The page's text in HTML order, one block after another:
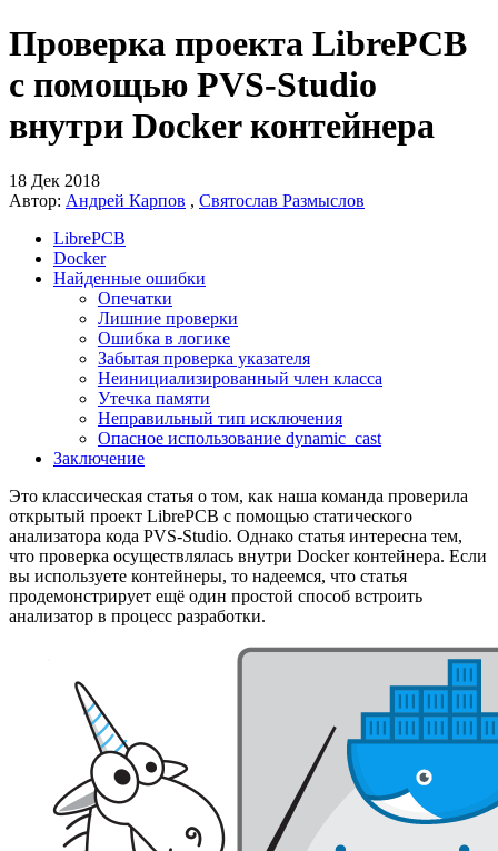
Проверка проекта LibrePCB
с помощью PVS-Studio
внутри Docker контейнера
18 Дек 2018
Автор: Андрей Карпов , Святослав Размыслов
LibrePCB
Docker
Найденные ошибки
Опечатки
Лишние проверки
Ошибка в логике
Забытая проверка указателя
Неинициализированный член класса
Утечка памяти
Неправильный тип исключения
Опасное использование dynamic_cast
Заключение
Это классическая статья о том, как наша команда проверила
открытый проект LibrePCB с помощью статического
анализатора кода PVS-Studio. Однако статья интересна тем,
что проверка осуществлялась внутри Docker контейнера. Если
вы используете контейнеры, то надеемся, что статья
продемонстрирует ещё один простой способ встроить
анализатор в процесс разработки.